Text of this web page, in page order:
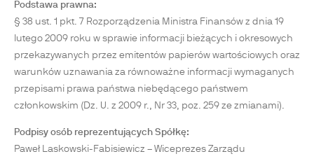
Podstawa prawna:
§ 38 ust. 1 pkt. 7 Rozporządzenia Ministra Finansów z dnia 19
lutego 2009 roku w sprawie informacji bieżących i okresowych
przekazywanych przez emitentów papierów wartościowych oraz
warunków uznawania za równoważne informacji wymaganych
przepisami prawa państwa niebędącego państwem
członkowskim (Dz. U. z 2009 r., Nr 33, poz. 259 ze zmianami).
Podpisy osób reprezentujących Spółkę:
Paweł Laskowski-Fabisiewicz – Wiceprezes Zarządu